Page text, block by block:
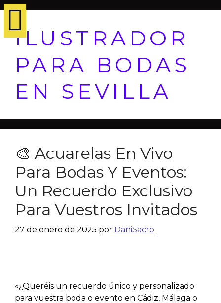
ILUSTRADOR
PARA BODAS
EN SEVILLA
🎨 Acuarelas En Vivo
Para Bodas Y Eventos:
Un Recuerdo Exclusivo
Para Vuestros Invitados
27 de enero de 2025 por DaniSacro
«¿Queréis un recuerdo único y personalizado
para vuestra boda o evento en Cádiz, Málaga o